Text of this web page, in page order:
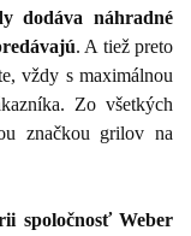
dodáva náhradné
. A tiež preto
vždy s maximálnou
Zo všetkých
značkou grilov na
spoločnosť Weber